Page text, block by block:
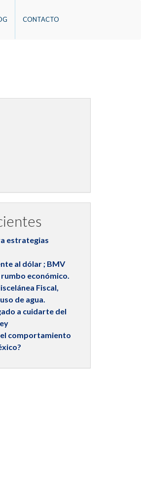
CONTACTO
estrategias
al dólar ; BMV
económico.
Fiscal,
de agua.
a cuidarte del
comportamiento